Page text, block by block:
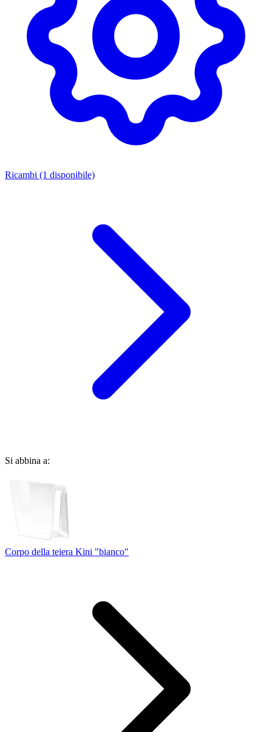
Ricambi (1 disponibile)
Si abbina a:
Corpo della teiera Kini "bianco"